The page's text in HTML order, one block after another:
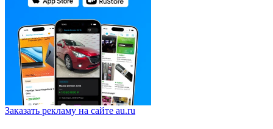
Заказать рекламу на сайте au.ru